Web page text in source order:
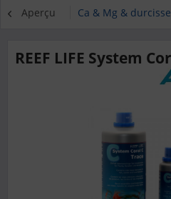
Aperçu Ca & Mg &
REEF LIFE System